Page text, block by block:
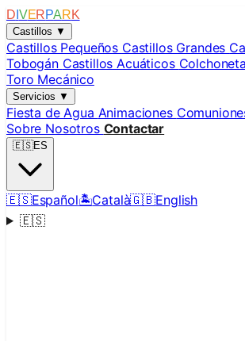
D VERPARK
Castillos ▼
Castillos Pequeños Castillos Grandes
Tobogán Castillos Acuáticos
Toro Mecánico
Servicios ▼
Fiesta de Agua Animaciones
Sobre Nosotros Contactar
🇪🇸ES
🇪🇸Español🏝️Català🇬🇧English
🇪🇸